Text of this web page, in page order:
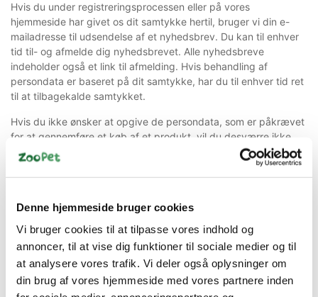
Denne hjemmeside bruger cookies
Vi bruger cookies til at tilpasse vores indhold og
annoncer, til at vise dig funktioner til sociale medier og til
at analysere vores trafik. Vi deler også oplysninger om
din brug af vores hjemmeside med vores partnere inden
Hvis du under registreringsprocessen eller på vores
hjemmeside har givet os dit samtykke hertil, bruger vi din e-
mailadresse til udsendelse af et nyhedsbrev. Du kan til enhver
tid til- og afmelde dig nyhedsbrevet. Alle nyhedsbreve
indeholder også et link til afmelding. Hvis behandling af
persondata er baseret på dit samtykke, har du til enhver tid ret
til at tilbagekalde samtykket.
Hvis du ikke ønsker at opgive de persondata, som er påkrævet
for at gennemføre et køb af et produkt, vil du desværre ikke
have mulighed for at købe produkter af os på vores
hjemmeside.
samtykke til behandling heraf med henblik på modtagelse af
eller ydelse.
Andre modtagere af
personoplysninger